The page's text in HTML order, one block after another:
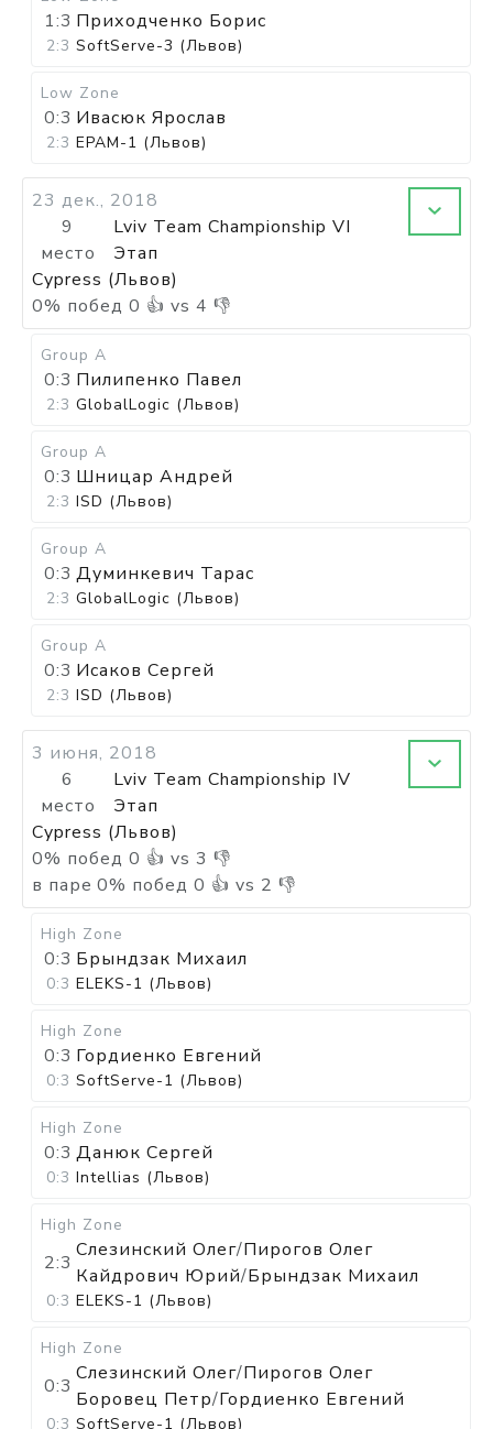
1:3 Приходченко Борис
2:3 SoftServe-3 (Львов)
Low Zone
0:3 Ивасюк Ярослав
2:3 EPAM-1 (Львов)
23 дек., 2018
9
место
Lviv Team Championship VI
Этап
Cypress (Львов)
0% побед 0 👍 vs 4 👎
Group A
0:3 Пилипенко Павел
2:3 GlobalLogic (Львов)
Group A
0:3 Шницар Андрей
2:3 ISD (Львов)
Group A
0:3 Думинкевич Тарас
2:3 GlobalLogic (Львов)
Group A
0:3 Исаков Сергей
2:3 ISD (Львов)
3 июня, 2018
6
место
Lviv Team Championship IV
Этап
Cypress (Львов)
0% побед 0 👍 vs 3 👎
в паре 0% побед 0 👍 vs 2 👎
High Zone
0:3 Брындзак Михаил
0:3 ELEKS-1 (Львов)
High Zone
0:3 Гордиенко Евгений
0:3 SoftServe-1 (Львов)
High Zone
0:3 Данюк Сергей
0:3 Intellias (Львов)
High Zone
2:3
Слезинский Олег/Пирогов Олег
Кайдрович Юрий/Брындзак Михаил
0:3 ELEKS-1 (Львов)
High Zone
0:3
Слезинский Олег/Пирогов Олег
Боровец Петр/Гордиенко Евгений
0:3 SoftServe-1 (Львов)